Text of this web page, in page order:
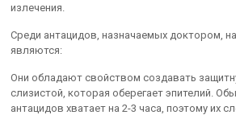
излечения.
Среди антацидов, назначаемых доктором,
являются:
Они обладают свойством создавать
слизистой, которая оберегает эпителий.
антацидов хватает на 2-3 часа, поэтому их